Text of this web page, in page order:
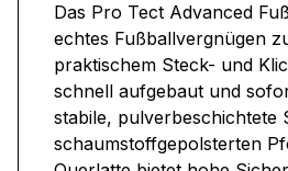
Das Pro Tect Advanced
echtes Fußballvergnügen
praktischem Steck- und
schnell aufgebaut und
stabile, pulverbeschichtete
schaumstoffgepolsterten